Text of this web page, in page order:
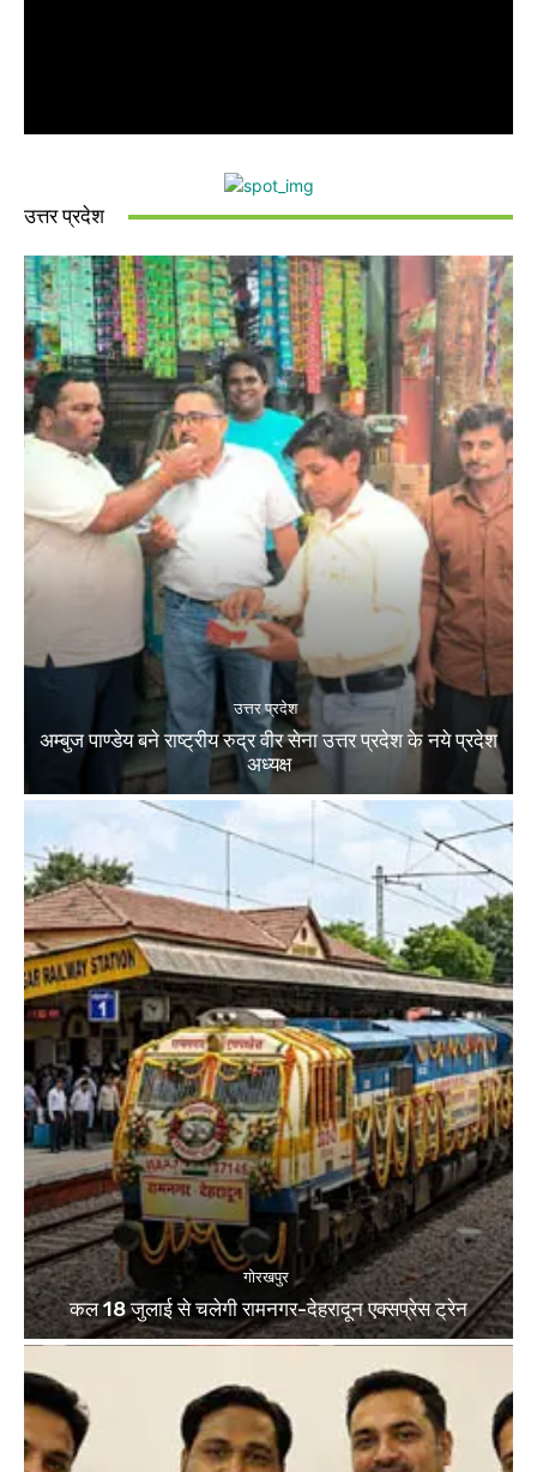
उत्तर प्रदेश
उत्तर प्रदेश
अम्बुज पाण्डेय बने राष्ट्रीय रुद्र वीर सेना उत्तर प्रदेश के नये प्रदेश
अध्यक्ष
गोरखपुर
कल 18 जुलाई से चलेगी रामनगर-देहरादून एक्सप्रेस ट्रेन